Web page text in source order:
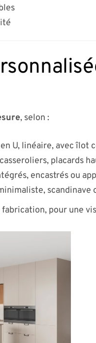
, selon :
U, linéaire, avec îlot
placards
encastrés ou
scandinave
fabrication, pour une